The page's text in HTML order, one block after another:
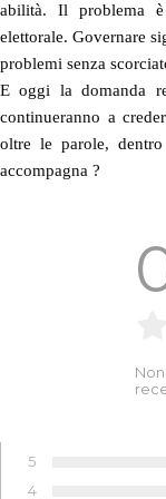
abilità. Il problema
elettorale. Governare
problemi senza
E oggi la domanda
continueranno a
oltre le parole,
accompagna ?
5
4